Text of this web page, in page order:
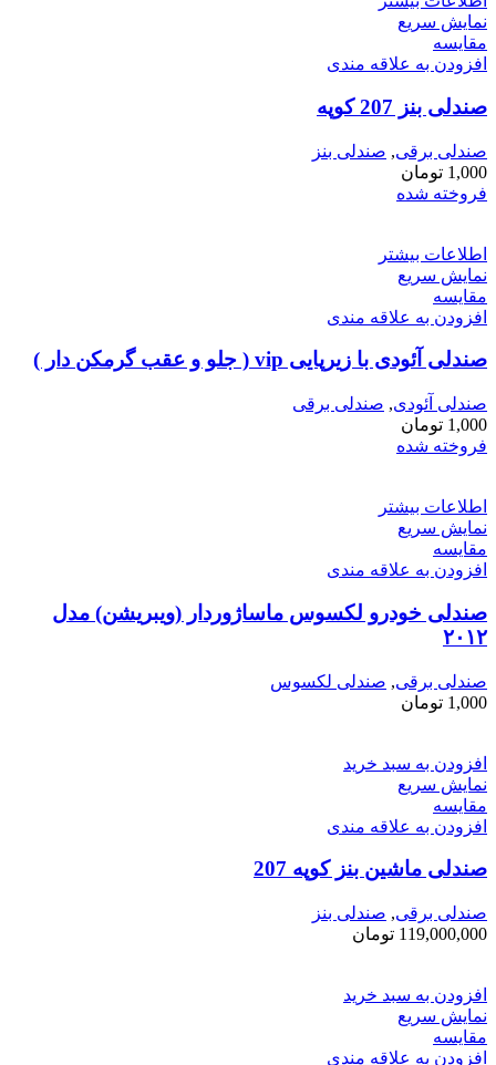
نمایش سریع
مقايسه
افزودن به علاقه مندی
صندلی بنز 207 کوپه
صندلی برقی, صندلی بنز
1,000 تومان
فروخته شده
اطلاعات بیشتر
نمایش سریع
مقايسه
افزودن به علاقه مندی
صندلی آئودی با زیرپایی vip ( جلو و عقب گرمکن دار )
صندلی آئودی, صندلی برقی
1,000 تومان
فروخته شده
اطلاعات بیشتر
نمایش سریع
مقايسه
افزودن به علاقه مندی
صندلی خودرو لکسوس ماساژوردار (ویبریشن) مدل
۲۰۱۲
صندلی برقی, صندلی لکسوس
1,000 تومان
افزودن به سبد خرید
نمایش سریع
مقايسه
افزودن به علاقه مندی
صندلی ماشین بنز کوپه 207
صندلی برقی, صندلی بنز
119,000,000 تومان
افزودن به سبد خرید
نمایش سریع
مقايسه
افزودن به علاقه مندی